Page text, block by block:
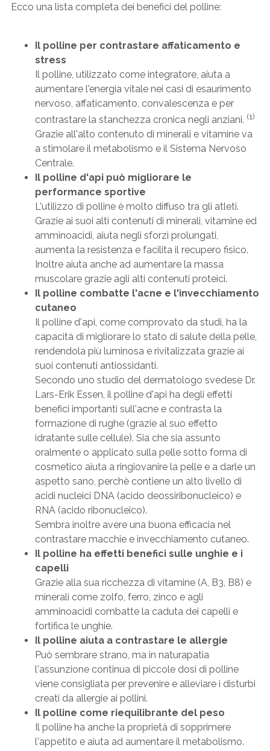
Ecco una lista completa dei benefici del polline:
Il polline per contrastare affaticamento e
stress
Il polline, utilizzato come integratore, aiuta a
aumentare l'energia vitale nei casi di esaurimento
nervoso, affaticamento, convalescenza e per
contrastare la stanchezza cronica negli anziani. (1)
Grazie all'alto contenuto di minerali e vitamine va
a stimolare il metabolismo e il Sistema Nervoso
Centrale.
Il polline d'api può migliorare le
performance sportive
L'utilizzo di polline è molto diffuso tra gli atleti.
Grazie ai suoi alti contenuti di minerali, vitamine ed
amminoacidi, aiuta negli sforzi prolungati,
aumenta la resistenza e facilita il recupero fisico.
Inoltre aiuta anche ad aumentare la massa
muscolare grazie agli alti contenuti proteici.
Il polline combatte l'acne e l'invecchiamento
cutaneo
Il polline d'api, come comprovato da studi, ha la
capacità di migliorare lo stato di salute della pelle,
rendendola più luminosa e rivitalizzata grazie ai
suoi contenuti antiossidanti.
Secondo uno studio del dermatologo svedese Dr.
Lars-Erik Essen, il polline d'api ha degli effetti
benefici importanti sull'acne e contrasta la
formazione di rughe (grazie al suo effetto
idratante sulle cellule). Sia che sia assunto
oralmente o applicato sulla pelle sotto forma di
cosmetico aiuta a ringiovanire la pelle e a darle un
aspetto sano, perchè contiene un alto livello di
acidi nucleici DNA (acido deossiribonucleico) e
RNA (acido ribonucleico).
Sembra inoltre avere una buona efficacia nel
contrastare macchie e invecchiamento cutaneo.
Il polline ha effetti benefici sulle unghie e i
capelli
Grazie alla sua ricchezza di vitamine (A, B3, B8) e
minerali come zolfo, ferro, zinco e agli
amminoacidi combatte la caduta dei capelli e
fortifica le unghie.
Il polline aiuta a contrastare le allergie
Può sembrare strano, ma in naturapatia
l'assunzione continua di piccole dosi di polline
viene consigliata per prevenire e alleviare i disturbi
creati da allergie ai pollini.
Il polline come riequilibrante del peso
Il polline ha anche la proprietà di sopprimere
l'appetito e aiuta ad aumentare il metabolismo.